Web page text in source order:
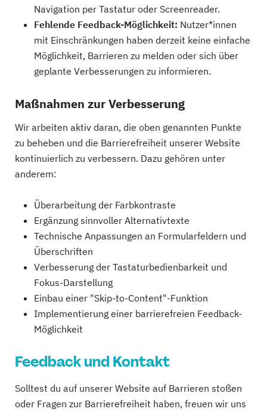
Navigation per Tastatur oder Screenreader.
Fehlende Feedback-Möglichkeit: Nutzer*innen
mit Einschränkungen haben derzeit keine einfache
Möglichkeit, Barrieren zu melden oder sich über
geplante Verbesserungen zu informieren.
Maßnahmen zur Verbesserung
Wir arbeiten aktiv daran, die oben genannten Punkte
zu beheben und die Barrierefreiheit unserer Website
kontinuierlich zu verbessern. Dazu gehören unter
anderem:
Überarbeitung der Farbkontraste
Ergänzung sinnvoller Alternativtexte
Technische Anpassungen an Formularfeldern und
Überschriften
Verbesserung der Tastaturbedienbarkeit und
Fokus-Darstellung
Einbau einer "Skip-to-Content"-Funktion
Implementierung einer barrierefreien Feedback-
Möglichkeit
Feedback und Kontakt
Solltest du auf unserer Website auf Barrieren stoßen
oder Fragen zur Barrierefreiheit haben, freuen wir uns